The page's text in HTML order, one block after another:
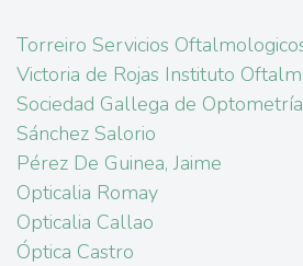
Torreiro Servicios
Victoria de Rojas Instituto
Sociedad Gallega de
Sánchez Salorio
Pérez De Guinea, Jaime
Opticalia Romay
Opticalia Callao
Óptica Castro